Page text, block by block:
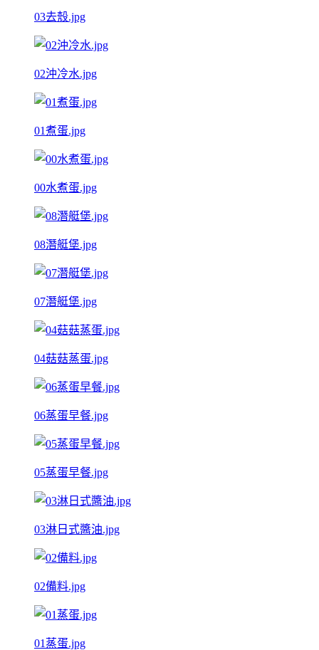
03去殼.jpg
02沖冷水.jpg
01煮蛋.jpg
00水煮蛋.jpg
08潛艇堡.jpg
07潛艇堡.jpg
04菇菇蒸蛋.jpg
06蒸蛋早餐.jpg
05蒸蛋早餐.jpg
03淋日式醬油.jpg
02備料.jpg
01蒸蛋.jpg